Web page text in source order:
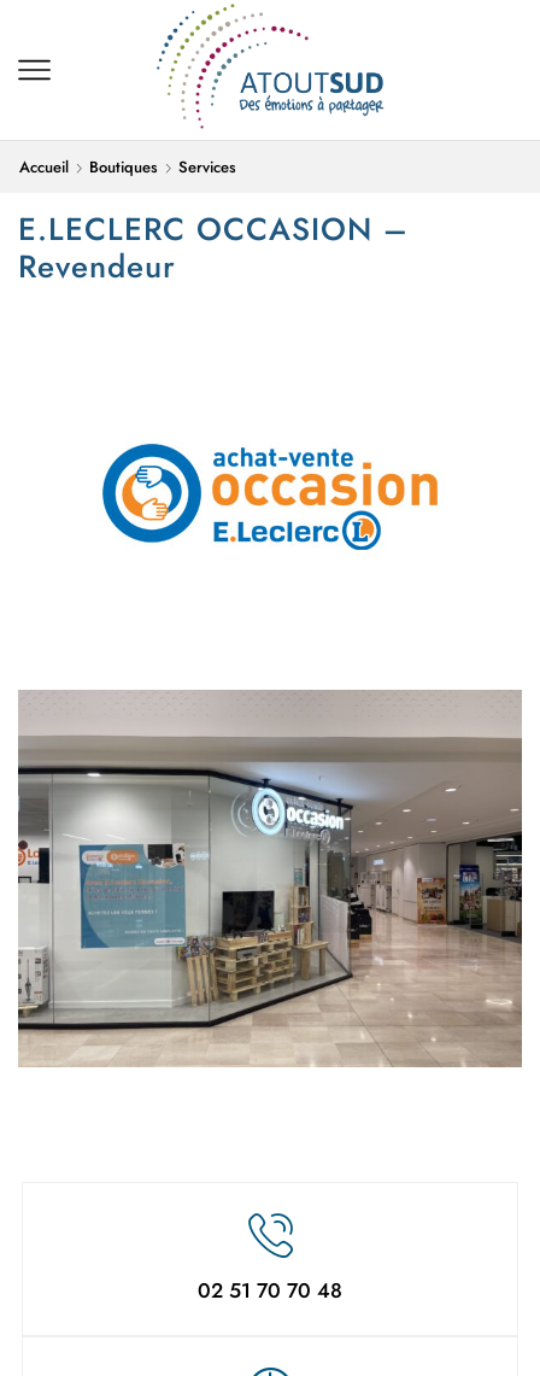
Accueil Boutiques Services
E.LECLERC OCCASION –
Revendeur
02 51 70 70 48